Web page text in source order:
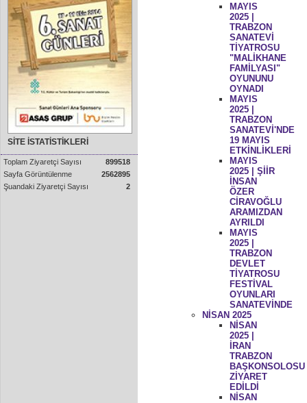
SİTE İSTATİSTİKLERİ
Toplam Ziyaretçi Sayısı
899518
Sayfa Görüntülenme
2562895
Şuandaki Ziyaretçi Sayısı
2
MAYIS
2025 |
TRABZON
SANATEVİ
TİYATROSU
"MALİKHANE
FAMİLYASI"
OYUNUNU
OYNADI
MAYIS
2025 |
TRABZON
SANATEVİ'NDE
19 MAYIS
ETKİNLİKLERİ
MAYIS
2025 | ŞİİR
İNSAN
ÖZER
CİRAVOĞLU
ARAMIZDAN
AYRILDI
MAYIS
2025 |
TRABZON
DEVLET
TİYATROSU
FESTİVAL
OYUNLARI
SANATEVİNDE
NİSAN 2025
NİSAN
2025 |
İRAN
TRABZON
BAŞKONSOLOSU
ZİYARET
EDİLDİ
NİSAN